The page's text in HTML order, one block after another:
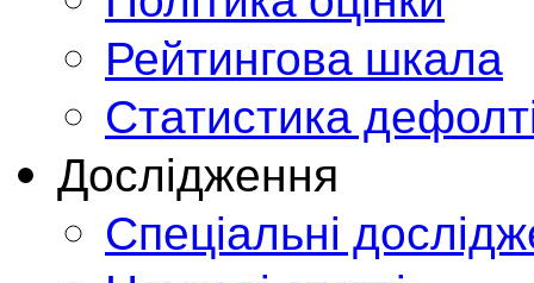
Рейтингова шкала
Статистика
Дослідження
Спеціальні